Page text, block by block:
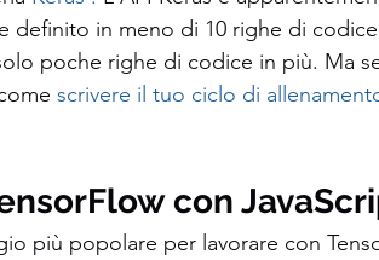
definito in meno di 10 righe di
poche righe di codice in più. Ma
scrivere il tuo ciclo di
con
più popolare per lavorare con